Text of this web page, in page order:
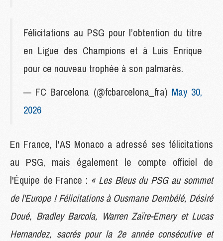
Félicitations au PSG pour l’obtention du titre
en Ligue des Champions et à Luis Enrique
pour ce nouveau trophée à son palmarès.
— FC Barcelona (@fcbarcelona_fra) May 30,
2026
En France, l'AS Monaco a adressé ses félicitations
au PSG, mais également le compte officiel de
l'Équipe de France : « Les Bleus du PSG au sommet
de l'Europe ! Félicitations à Ousmane Dembélé, Désiré
Doué, Bradley Barcola, Warren Zaïre-Emery et Lucas
Hernandez, sacrés pour la 2e année consécutive et